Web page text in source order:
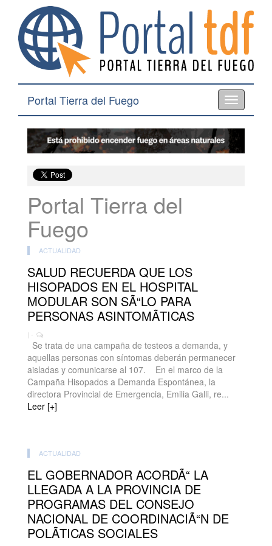
Toggle
navigation
Portal Tierra del Fuego
Portal Tierra del
Fuego
ACTUALIDAD
SALUD RECUERDA QUE LOS
HISOPADOS EN EL HOSPITAL
MODULAR SON SÃ“LO PARA
PERSONAS ASINTOMÃTICAS
| -
Se trata de una campaña de testeos a demanda, y
aquellas personas con síntomas deberán permanecer
aisladas y comunicarse al 107. En el marco de la
Campaña Hisopados a Demanda Espontánea, la
directora Provincial de Emergencia, Emilia Galli, re...
Leer [+]
ACTUALIDAD
EL GOBERNADOR ACORDÃ“ LA
LLEGADA A LA PROVINCIA DE
PROGRAMAS DEL CONSEJO
NACIONAL DE COORDINACIÃ“N DE
POLÃTICAS SOCIALES